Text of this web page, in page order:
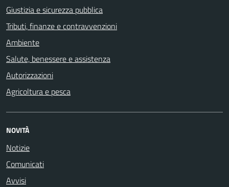
Giustizia e sicurezza pubblica
Tributi, finanze e contravvenzioni
Ambiente
Salute, benessere e assistenza
Autorizzazioni
Agricoltura e pesca
NOVITÀ
Notizie
Comunicati
Avvisi